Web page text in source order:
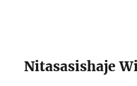
Nitasasishaje